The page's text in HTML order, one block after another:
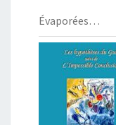
Évaporées…